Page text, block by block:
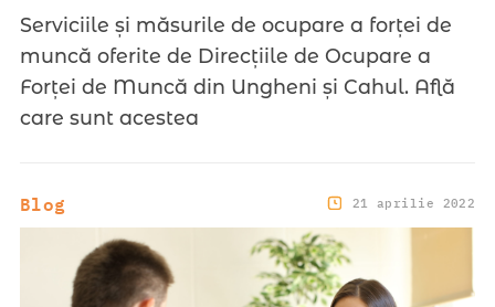
Serviciile și măsurile de ocupare a forței de
muncă oferite de Direcțiile de Ocupare a
Forței de Muncă din Ungheni și Cahul. Află
care sunt acestea
Blog 21 aprilie 2022